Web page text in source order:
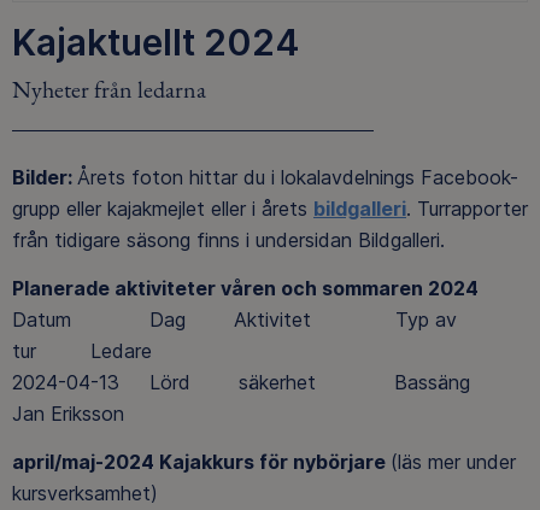
Kajaktuellt 2024
Nyheter från ledarna
Bilder: Årets foton hittar du i lokalavdelnings Facebook-
grupp eller kajakmejlet eller i årets bildgalleri. Turrapporter
från tidigare säsong finns i undersidan Bildgalleri.
Planerade aktiviteter våren och sommaren 2024
Datum Dag Aktivitet Typ av
tur Ledare
2024-04-13 Lörd säkerhet Bassäng
Jan Eriksson
april/maj-2024 Kajakkurs för nybörjare (läs mer under
kursverksamhet)